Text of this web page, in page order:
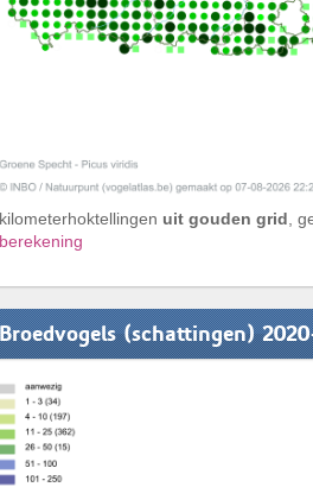
kilometerhoktellingen uit gouden grid ,
berekening
Broedvogels (schattingen)